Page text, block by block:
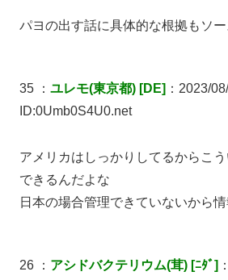
パヨの出す話に具体的な根拠もソ
35 ： ユレモ(東京都) [DE] ：2023/
ID:0Umb0S4U0.net
アメリカはしっかりしてるからこ
できるんだよな
日本の場合管理できていないから
26 ： アシドバクテリウム(茸) [ﾆﾀﾞ]